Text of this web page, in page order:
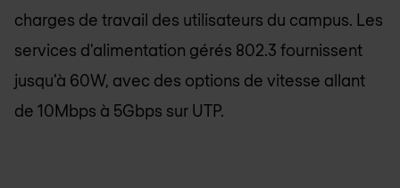
charges de travail des utilisateurs du campus. Les
services d'alimentation gérés 802.3 fournissent
jusqu'à 60W, avec des options de vitesse allant
de 10Mbps à 5Gbps sur UTP.